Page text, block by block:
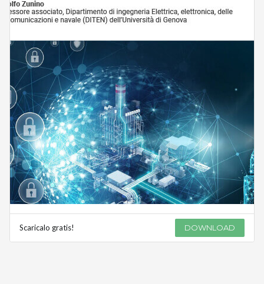
Scaricalo gratis! DOWNLOAD